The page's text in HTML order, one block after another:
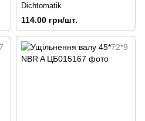
Dichtomatik
114.00 грн/шт.